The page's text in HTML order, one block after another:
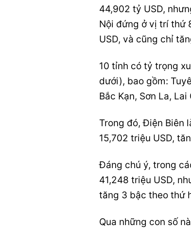
44,902 tỷ USD,
Nội đứng ở vị trí thứ
USD, và cũng chỉ
10 tỉnh có tỷ trọng
dưới), bao gồm:
Bắc Kạn, Sơn La,
Trong đó, Điện Biên
15,702 triệu USD,
Đáng chú ý, trong
41,248 triệu USD,
tăng 3 bậc theo thứ
Qua những con số